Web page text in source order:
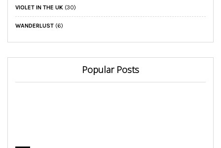
VIOLET IN THE UK (30)
WANDERLUST (6)
Popular Posts